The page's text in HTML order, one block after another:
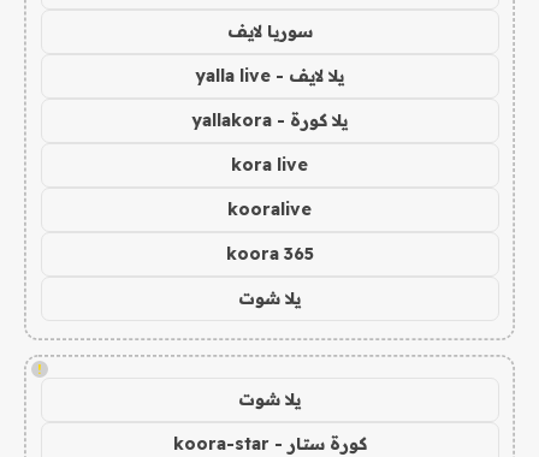
سوريا لايف
يلا لايف - yalla live
يلا كورة - yallakora
kora live
kooralive
koora 365
يلا شوت
!
يلا شوت
كورة ستار - koora-star